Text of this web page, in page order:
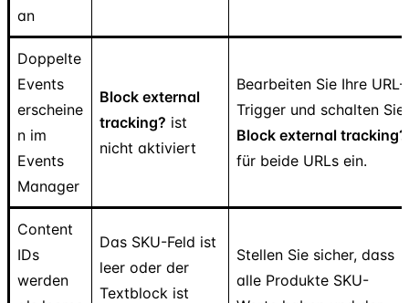
an
Doppelte
Events
erscheine
n im
Events
Manager
Block external
tracking? ist
nicht aktiviert
Bearbeiten Sie Ihre URL-
Trigger und schalten Sie
Block external tracking?
für beide URLs ein.
Content
IDs
werden
Das SKU-Feld ist
leer oder der
Textblock ist
Stellen Sie sicher, dass
alle Produkte SKU-